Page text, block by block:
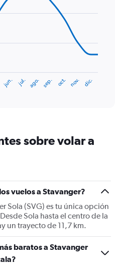
jun. jul. ago. sep. oct. nov. dic.
sobre volar a
vuelos a Stavanger?
Sola (SVG) es tu única opción
Sola hasta el centro de la
un trayecto de 11,7 km.
baratos a Stavanger